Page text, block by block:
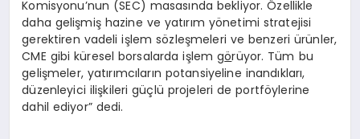
Komisyonu’nun (SEC) masasında bekliyor. Özellikle
daha gelişmiş hazine ve yatırım yönetimi stratejisi
gerektiren vadeli işlem sözleşmeleri ve benzeri ürünler,
CME gibi küresel borsalarda işlem görüyor. Tüm bu
gelişmeler, yatırımcıların potansiyeline inandıkları,
düzenleyici ilişkileri güçlü projeleri de portföylerine
dahil ediyor” dedi.